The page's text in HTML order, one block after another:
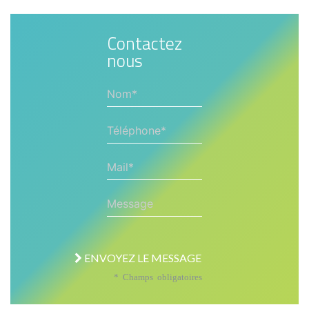
Contactez
nous
Nom*
Téléphone*
Mail*
Message
ENVOYEZ LE MESSAGE
* Champs obligatoires